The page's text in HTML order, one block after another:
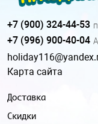
Доставка
Скидки
+7 (900) 324-44-53
+7 (996) 900-40-04
Карта сайта